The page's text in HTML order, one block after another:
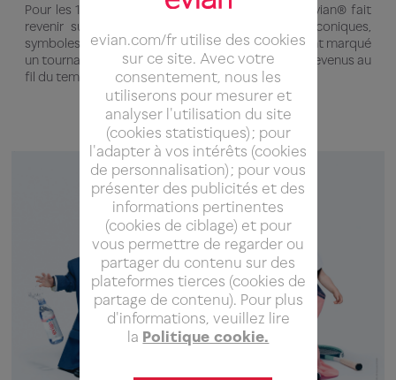
Pour les 10 ans de la campagne « Baby & Me », evian® fait
revenir sur le devant de la scène ses bébés iconiques,
symboles de santé, de jeunesse et de pureté. Ils ont marqué
un tournant dans l’histoire de la marque, et sont devenus au
fil du temps synonymes de joie et de vitalité.​
evian.com/fr utilise des cookies
sur ce site. Avec votre
consentement, nous les
utiliserons pour mesurer et
analyser l'utilisation du site
(cookies statistiques) ; pour
l'adapter à vos intérêts (cookies
de personnalisation) ; pour vous
présenter des publicités et des
informations pertinentes
(cookies de ciblage) et pour
vous permettre de regarder ou
partager du contenu sur des
plateformes tierces (cookies de
partage de contenu). Pour plus
d'informations, veuillez lire
la Politique cookie.